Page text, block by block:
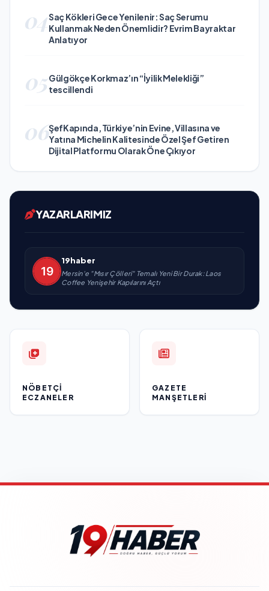
04Saç Kökleri Gece Yenilenir: Saç Serumu
Kullanmak Neden Önemlidir? Evrim Bayraktar
Anlatıyor
05Gülgökçe Korkmaz’ın “İyilik Melekliği”
tescillendi
06ŞefKapında, Türkiye’nin Evine, Villasına ve
Yatına Michelin Kalitesinde Özel Şef Getiren
Dijital Platformu Olarak Öne Çıkıyor
YAZARLARIMIZ
19haber
Mersin'e "Mısır Çölleri" Temalı Yeni Bir Durak: Laos
Coffee Yenişehir Kapılarını Açtı
NÖBETÇI
ECZANELER
GAZETE
MANŞETLERI